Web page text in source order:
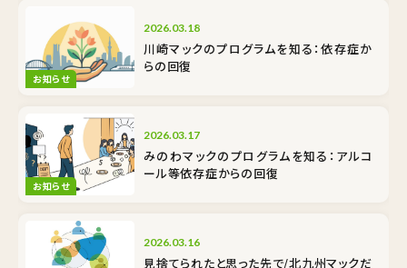
お知らせ
2026.03.18
川崎マックのプログラムを知る：依存症か
らの回復
お知らせ
2026.03.17
みのわマックのプログラムを知る：アルコ
ール等依存症からの回復
2026.03.16
見捨てられたと思った先で/北九州マックだ